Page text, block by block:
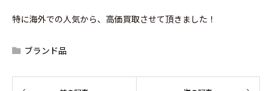
特に海外での人気から、高価買取させて頂きました！
ブランド品